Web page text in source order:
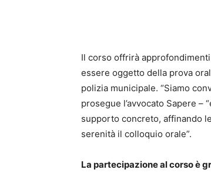
Il corso offrirà
essere oggetto della prova
polizia municipale. “Siamo
prosegue l’avvocato Sapere
supporto concreto, affinando
serenità il colloquio orale”.
La partecipazione al corso è